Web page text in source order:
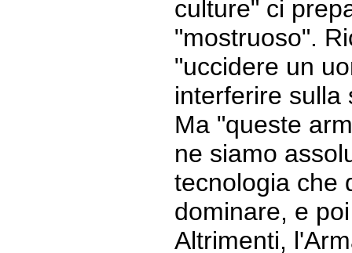
culture" ci
"mostruoso".
"uccidere un
interferire sulla
Ma "queste
ne siamo
tecnologia che
dominare, e
Altrimenti,